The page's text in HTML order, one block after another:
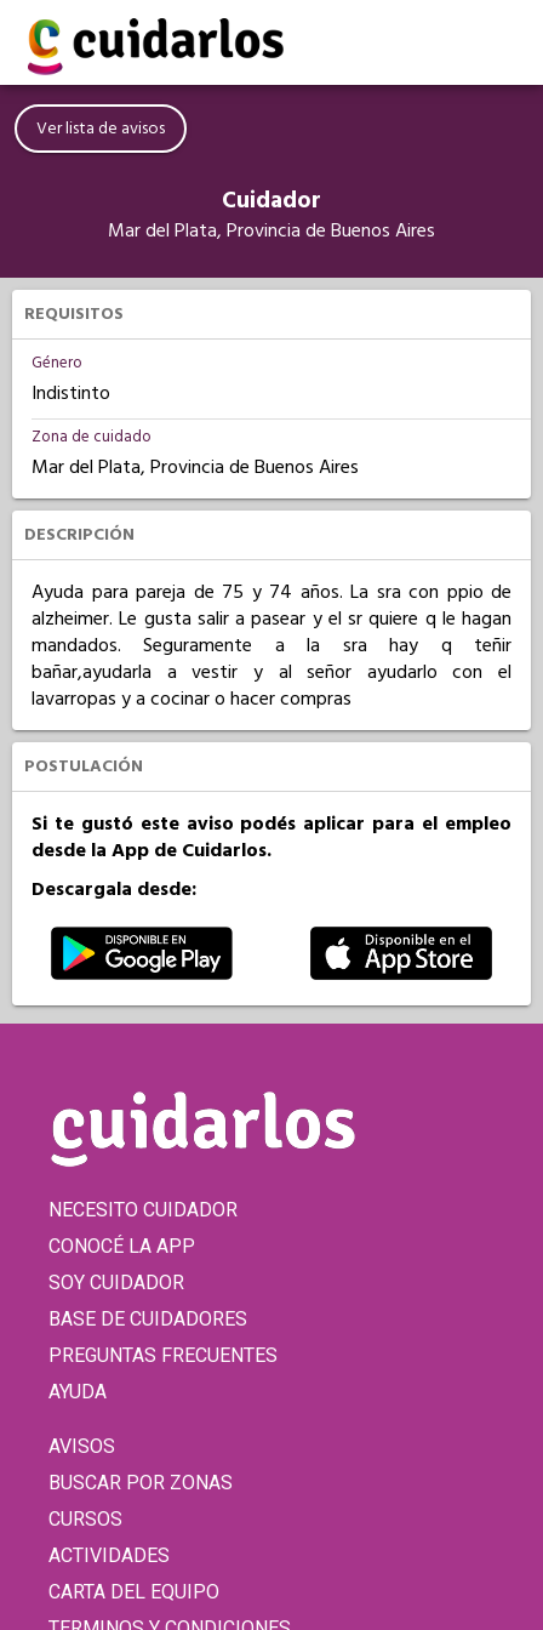
Ver lista de avisos
Cuidador
Mar del Plata, Provincia de Buenos Aires
REQUISITOS
Género
Indistinto
Zona de cuidado
Mar del Plata, Provincia de Buenos Aires
DESCRIPCIÓN
Ayuda para pareja de 75 y 74 años. La sra con ppio de
alzheimer. Le gusta salir a pasear y el sr quiere q le hagan
mandados. Seguramente a la sra hay q teñir
bañar,ayudarla a vestir y al señor ayudarlo con el
lavarropas y a cocinar o hacer compras
POSTULACIÓN
Si te gustó este aviso podés aplicar para el empleo
desde la App de Cuidarlos.
Descargala desde:
NECESITO CUIDADOR
CONOCÉ LA APP
SOY CUIDADOR
BASE DE CUIDADORES
PREGUNTAS FRECUENTES
AYUDA
AVISOS
BUSCAR POR ZONAS
CURSOS
ACTIVIDADES
CARTA DEL EQUIPO